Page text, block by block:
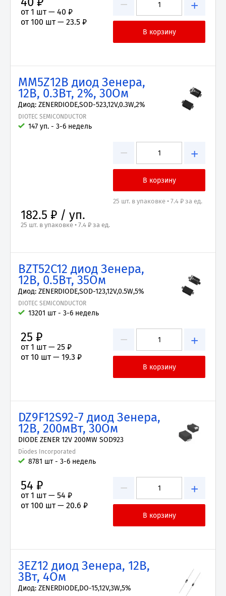
− +
от 1 шт — 40 ₽
от 100 шт — 23.5 ₽
MM5Z12B диод Зенера,
12В, 0.3Вт, 2%, 30Ом
Диод: ZENERDIODE,SOD-523,12V,0.3W,2%
DIOTEC SEMICONDUCTOR
147 уп. - 3-6 недель
− +
25 шт. в упаковке • 7.4 ₽ за ед.
182.5 ₽ / уп.
25 шт. в упаковке • 7.4 ₽ за ед.
BZT52C12 диод Зенера,
12В, 0.5Вт, 35Ом
Диод: ZENERDIODE,SOD-123,12V,0.5W,5%
DIOTEC SEMICONDUCTOR
13201 шт - 3-6 недель
− +
25 ₽
от 1 шт — 25 ₽
от 10 шт — 19.3 ₽
DZ9F12S92-7 диод Зенера,
12В, 200мВт, 30Ом
DIODE ZENER 12V 200MW SOD923
Diodes Incorporated
8781 шт - 3-6 недель
− +
54 ₽
от 1 шт — 54 ₽
от 100 шт — 20.6 ₽
3EZ12 диод Зенера, 12В,
3Вт, 4Ом
Диод: ZENERDIODE,DO-15,12V,3W,5%